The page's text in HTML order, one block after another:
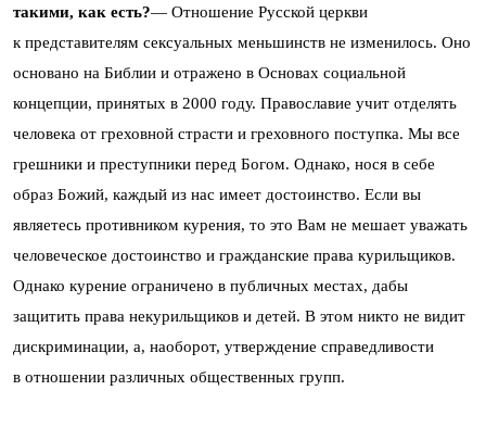
такими, как есть?— Отношение Русской церкви
к представителям сексуальных меньшинств не изменилось. Оно
основано на Библии и отражено в Основах социальной
концепции, принятых в 2000 году. Православие учит отделять
человека от греховной страсти и греховного поступка. Мы все
грешники и преступники перед Богом. Однако, нося в себе
образ Божий, каждый из нас имеет достоинство. Если вы
являетесь противником курения, то это Вам не мешает уважать
человеческое достоинство и гражданские права курильщиков.
Однако курение ограничено в публичных местах, дабы
защитить права некурильщиков и детей. В этом никто не видит
дискриминации, а, наоборот, утверждение справедливости
в отношении различных общественных групп.